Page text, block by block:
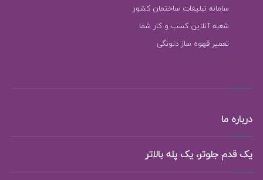
سامانه تبلیغات ساختمان کشور
شعبه آنلاین کسب و کار شما
تعمیر قهوه ساز دلونگی
درباره ما
یک قدم جلوتر، یک پله بالاتر